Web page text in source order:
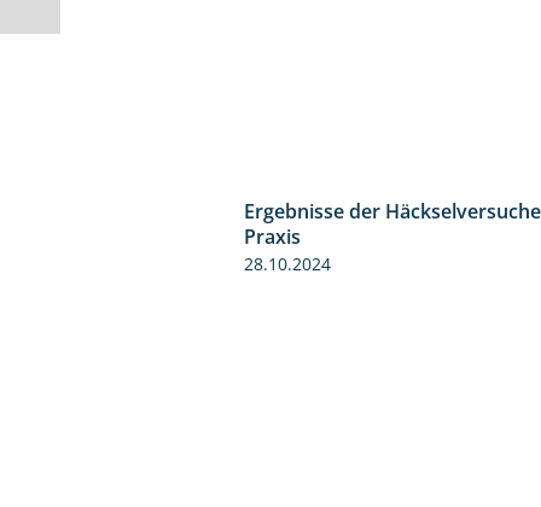
Ergebnisse der
Praxis
28.10.2024